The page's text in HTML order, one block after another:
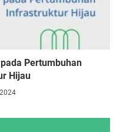
Pertumbuhan
Hijau